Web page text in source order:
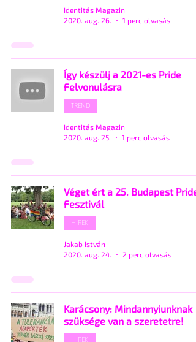
Identitás Magazin
2020. aug. 26.
1 perc olvasás
Így készülj a 2021-es Pride
Felvonulásra
TREND
Identitás Magazin
2020. aug. 25.
1 perc olvasás
Véget ért a 25. Budapest Pride
Fesztivál
HÍREK
Jakab István
2020. aug. 24.
2 perc olvasás
Karácsony: Mindannyiunknak
szüksége van a szeretetre!
HÍREK